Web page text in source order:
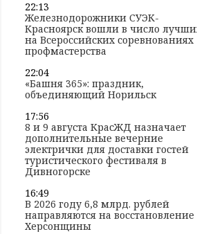
22:13
Железнодорожники СУЭК-
Красноярск вошли в число
на Всероссийских соревнованиях
профмастерства
22:04
«Башня 365»: праздник,
объединяющий Норильск
17:56
8 и 9 августа КрасЖД назначает
дополнительные вечерние
электрички для доставки гостей
туристического фестиваля в
Дивногорске
16:49
В 2026 году 6,8 млрд. рублей
направляются на восстановление
Херсонщины